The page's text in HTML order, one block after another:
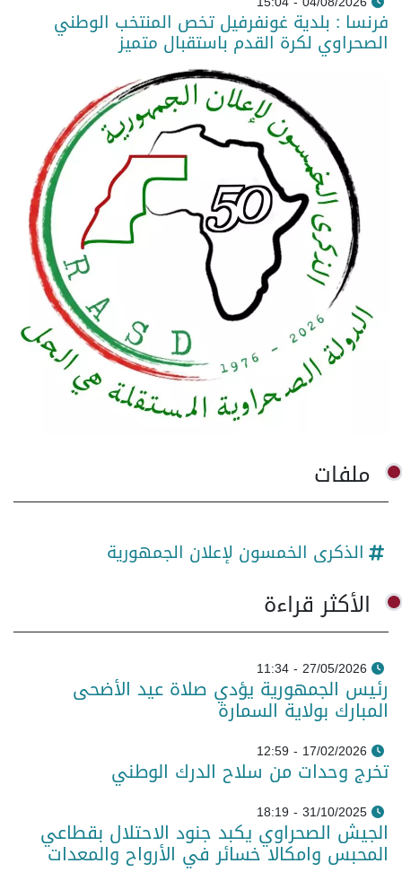
فرنسا : بلدية غونفرفيل تخص المنتخب الوطني
الصحراوي لكرة القدم باستقبال متميز
ملفات
الذكرى الخمسون لإعلان الجمهورية
الأكثر قراءة
27/05/2026 - 11:34
رئيس الجمهورية يؤدي صلاة عيد الأضحى
المبارك بولاية السمارة
17/02/2026 - 12:59
تخرج وحدات من سلاح الدرك الوطني
31/10/2025 - 18:19
الجيش الصحراوي يكبد جنود الاحتلال بقطاعي
المحبس وامكالا خسائر في الأرواح والمعدات